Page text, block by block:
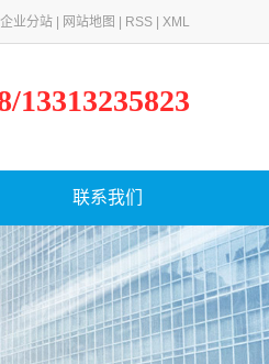
企业分站 网站地图 RSS XML
13313235823
联系我们